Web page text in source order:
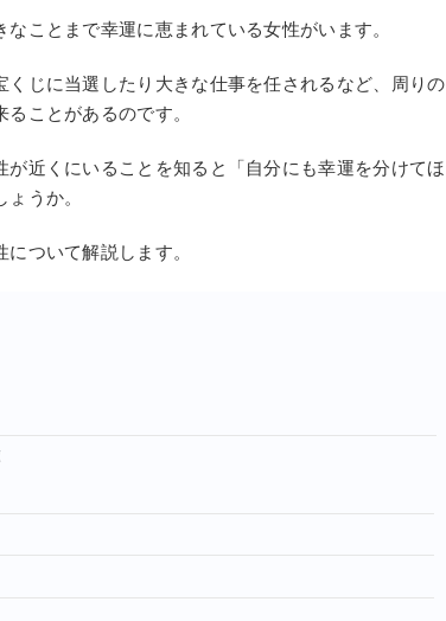
ことまで幸運に恵まれている女性がいます。
じに当選したり大きな仕事を任されるなど、周りの
ことがあるのです。
近くにいることを知ると「自分にも幸運を分けてほ
うか。
ついて解説します。